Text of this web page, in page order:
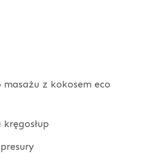
z kokosem eco